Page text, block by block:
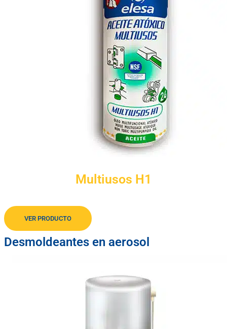
Multiusos H1
Limpiador multiusos atóxico sin PTFE
VER PRODUCTO
Desmoldeantes en aerosol